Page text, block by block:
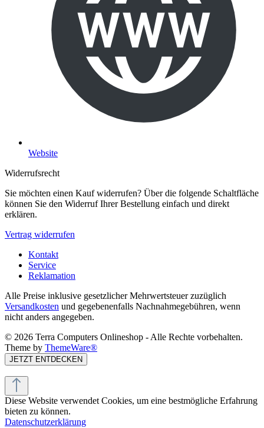
Website
Widerrufsrecht
Sie möchten einen Kauf widerrufen? Über die folgende Schaltfläche
können Sie den Widerruf Ihrer Bestellung einfach und direkt
erklären.
Vertrag widerrufen
Kontakt
Service
Reklamation
Alle Preise inklusive gesetzlicher Mehrwertsteuer zuzüglich
Versandkosten und gegebenenfalls Nachnahmegebühren, wenn
nicht anders angegeben.
© 2026 Terra Computers Onlineshop - Alle Rechte vorbehalten.
Theme by ThemeWare®
JETZT ENTDECKEN
Diese Website verwendet Cookies, um eine bestmögliche Erfahrung
bieten zu können.
Datenschutzerklärung